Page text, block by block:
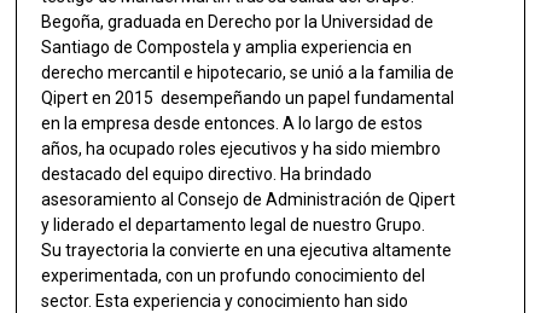
Begoña, graduada en Derecho por la Universidad de
Santiago de Compostela y amplia experiencia en
derecho mercantil e hipotecario, se unió a la familia de
Qipert en 2015 desempeñando un papel fundamental
en la empresa desde entonces. A lo largo de estos
años, ha ocupado roles ejecutivos y ha sido miembro
destacado del equipo directivo. Ha brindado
asesoramiento al Consejo de Administración de Qipert
y liderado el departamento legal de nuestro Grupo.
Su trayectoria la convierte en una ejecutiva altamente
experimentada, con un profundo conocimiento del
sector. Esta experiencia y conocimiento han sido